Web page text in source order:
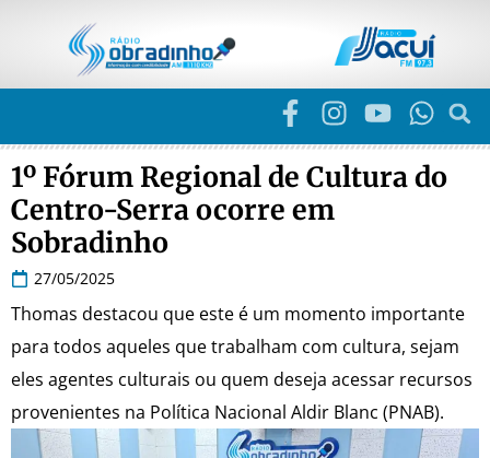
1º Fórum Regional de Cultura do
Centro-Serra ocorre em
Sobradinho
27/05/2025
Thomas destacou que este é um momento importante
para todos aqueles que trabalham com cultura, sejam
eles agentes culturais ou quem deseja acessar recursos
provenientes na Política Nacional Aldir Blanc (PNAB).